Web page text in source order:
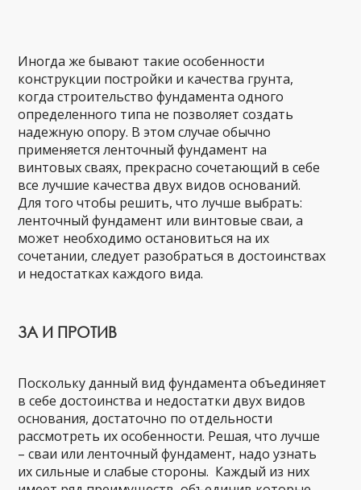
Иногда же бывают такие особенности
конструкции постройки и качества грунта,
когда строительство фундамента одного
определенного типа не позволяет создать
надежную опору. В этом случае обычно
применяется ленточный фундамент на
винтовых сваях, прекрасно сочетающий в себе
все лучшие качества двух видов оснований.
Для того чтобы решить, что лучше выбрать:
ленточный фундамент или винтовые сваи, а
может необходимо остановиться на их
сочетании, следует разобраться в достоинствах
и недостатках каждого вида.
ЗА И ПРОТИВ
Поскольку данный вид фундамента объединяет
в себе достоинства и недостатки двух видов
основания, достаточно по отдельности
рассмотреть их особенности. Решая, что лучше
– сваи или ленточный фундамент, надо узнать
их сильные и слабые стороны. Каждый из них